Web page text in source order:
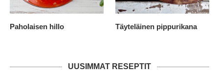
Paholaisen hillo Täyteläinen pippurikana
UUSIMMAT RESEPTIT